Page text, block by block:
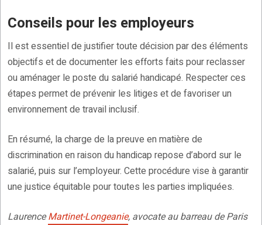
Conseils pour les employeurs
Il est essentiel de justifier toute décision par des éléments
objectifs et de documenter les efforts faits pour reclasser
ou aménager le poste du salarié handicapé. Respecter ces
étapes permet de prévenir les litiges et de favoriser un
environnement de travail inclusif.
En résumé, la charge de la preuve en matière de
discrimination en raison du handicap repose d’abord sur le
salarié, puis sur l’employeur. Cette procédure vise à garantir
une justice équitable pour toutes les parties impliquées.
LaurenceMartinet-Longeanie, avocate au barreau de Paris